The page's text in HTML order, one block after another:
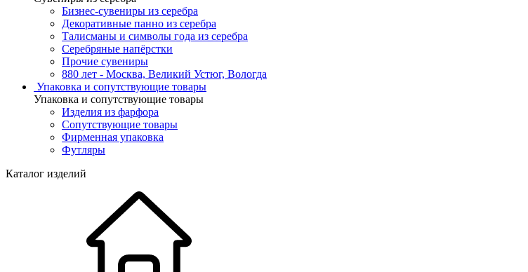
Бизнес-сувениры из серебра
Декоративные панно из серебра
Талисманы и символы года из серебра
Серебряные напёрстки
Прочие сувениры
880 лет - Москва, Великий Устюг, Вологда
Упаковка и сопутствующие товары
Упаковка и сопутствующие товары
Изделия из фарфора
Сопутствующие товары
Фирменная упаковка
Футляры
Каталог изделий